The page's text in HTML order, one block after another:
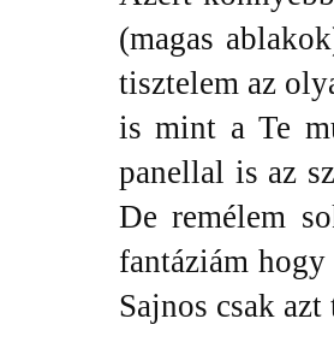
(magas
tisztelem az
is mint a Te
panellal is az
De remélem
fantáziám
Sajnos csak